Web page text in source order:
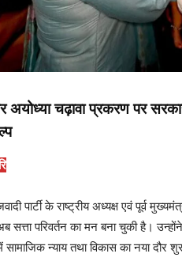
अयोध्या चढ़ावा प्रकरण पर
पार्टी के राष्ट्रीय अध्यक्ष एवं पूर्व
परिवर्तन का मन बना चुकी है। उन्होंने
न्याय तथा विकास का नया दौर